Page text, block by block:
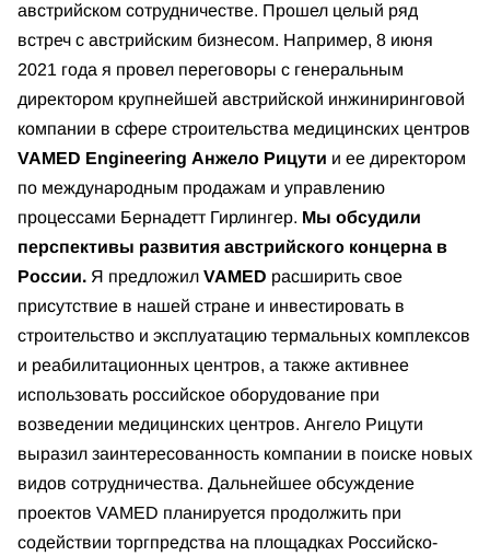
австрийском сотрудничестве. Прошел целый ряд
встреч с австрийским бизнесом. Например, 8 июня
2021 года я провел переговоры с генеральным
директором крупнейшей австрийской инжиниринговой
компании в сфере строительства медицинских центров
VAMED Engineering Анжело Рицути и ее директором
по международным продажам и управлению
процессами Бернадетт Гирлингер. Мы обсудили
перспективы развития австрийского концерна в
России. Я предложил VAMED расширить свое
присутствие в нашей стране и инвестировать в
строительство и эксплуатацию термальных комплексов
и реабилитационных центров, а также активнее
использовать российское оборудование при
возведении медицинских центров. Ангело Рицути
выразил заинтересованность компании в поиске новых
видов сотрудничества. Дальнейшее обсуждение
проектов VAMED планируется продолжить при
содействии торгпредства на площадках Российско-